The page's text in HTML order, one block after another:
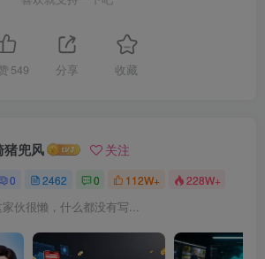
549 分享 收藏
猪兜风 关注
0 2462 0 112W+ 228W+
家伙很懒，什么都没有写...